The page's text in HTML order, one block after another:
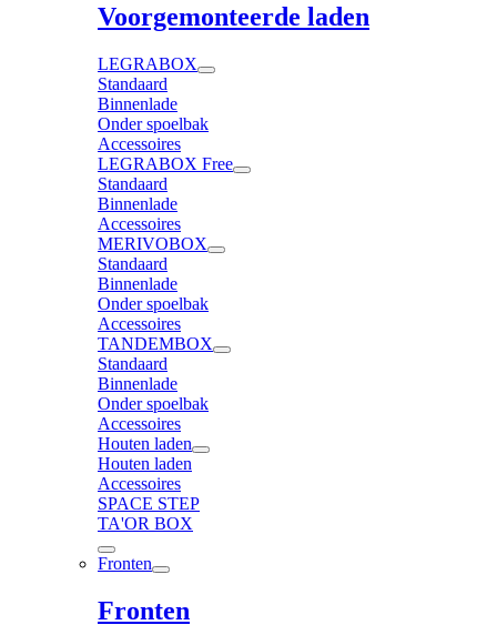
Voorgemonteerde laden
LEGRABOX
Standaard
Binnenlade
Onder spoelbak
Accessoires
LEGRABOX Free
Standaard
Binnenlade
Accessoires
MERIVOBOX
Standaard
Binnenlade
Onder spoelbak
Accessoires
TANDEMBOX
Standaard
Binnenlade
Onder spoelbak
Accessoires
Houten laden
Houten laden
Accessoires
SPACE STEP
TA'OR BOX
Fronten
Fronten